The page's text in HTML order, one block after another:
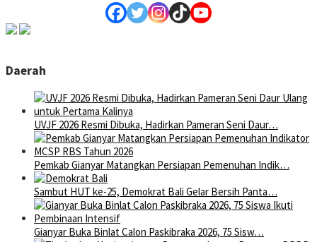
Daerah
UVJF 2026 Resmi Dibuka, Hadirkan Pameran Seni Daur…
Pemkab Gianyar Matangkan Persiapan Pemenuhan Indik…
Sambut HUT ke-25, Demokrat Bali Gelar Bersih Panta…
Gianyar Buka Binlat Calon Paskibraka 2026, 75 Sisw…